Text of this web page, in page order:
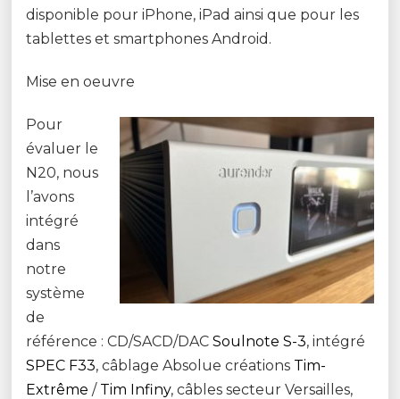
disponible pour iPhone, iPad ainsi que pour les
tablettes et smartphones Android.
Mise en oeuvre
Pour
évaluer le
N20, nous
l’avons
intégré
dans
notre
système
de
référence : CD/SACD/DACSoulnote S-3, intégré
SPEC F33, câblage Absolue créations Tim-
Extrême / Tim Infiny, câbles secteur Versailles,